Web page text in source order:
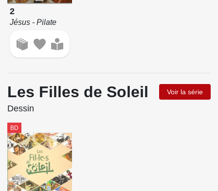
2
Jésus - Pilate
Les Filles de Soleil Voir la série
Dessin
BD